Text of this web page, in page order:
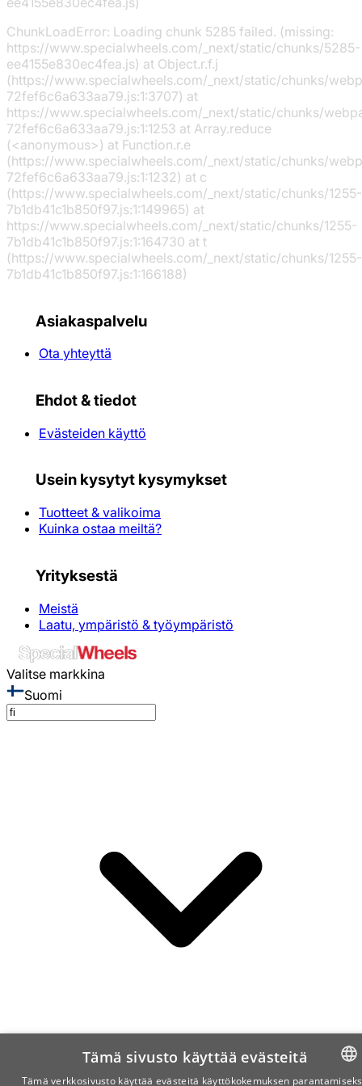
ChunkLoadError: Loading chunk 5285 failed. (missing:
https://www.specialwheels.com/_next/static/chunks/5285-
ee4155e830ec4fea.js) at Object.r.f.j
(https://www.specialwheels.com/_next/static/chunks/
72fef6c6a633aa79.js:1:3707) at
https://www.specialwheels.com/_next/static/chunks/
72fef6c6a633aa79.js:1:1253 at Array.reduce
(<anonymous>) at Function.r.e
(https://www.specialwheels.com/_next/static/chunks/
72fef6c6a633aa79.js:1:1232) at c
(https://www.specialwheels.com/_next/static/chunks/1255-
7b1db41c1b850f97.js:1:149965) at
https://www.specialwheels.com/_next/static/chunks/1255-
7b1db41c1b850f97.js:1:164730 at t
(https://www.specialwheels.com/_next/static/chunks/1255-
7b1db41c1b850f97.js:1:166188)
Asiakaspalvelu
Ota yhteyttä
Ehdot & tiedot
Evästeiden käyttö
Usein kysytyt kysymykset
Tuotteet & valikoima
Kuinka ostaa meiltä?
Yrityksestä
Meistä
Laatu, ympäristö & työympäristö
Valitse markkina
Suomi
Tämä sivusto käyttää evästeitä
Tämä verkkosivusto käyttää evästeitä käyttökokemuksen